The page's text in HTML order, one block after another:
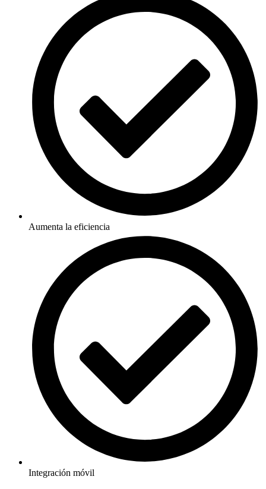
Aumenta la eficiencia
Integración móvil